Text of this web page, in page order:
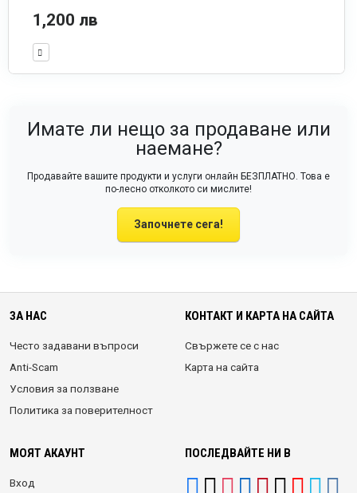
1,200 лв
Имате ли нещо за продаване или
наемане?
Продавайте вашите продукти и услуги онлайн БЕЗПЛАТНО. Това е
по-лесно отколкото си мислите!
Започнете сега!
ЗА НАС
Често задавани въпроси
Anti-Scam
Условия за ползване
Политика за поверителност
КОНТАКТ И КАРТА НА САЙТА
Свържете се с нас
Карта на сайта
МОЯТ АКАУНТ
Вход
ПОСЛЕДВАЙТЕ НИ В